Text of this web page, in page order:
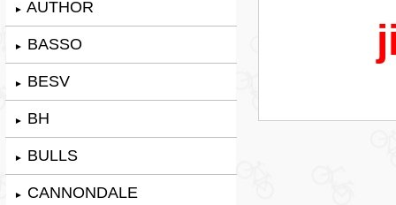
► AUTHOR
► BASSO
► BESV
► BH
► BULLS
► CANNONDALE